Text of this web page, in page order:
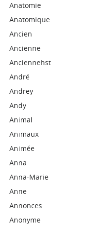
Anatomie
Anatomique
Ancien
Ancienne
Anciennehst
André
Andrey
Andy
Animal
Animaux
Animée
Anna
Anna-Marie
Anne
Annonces
Anonyme